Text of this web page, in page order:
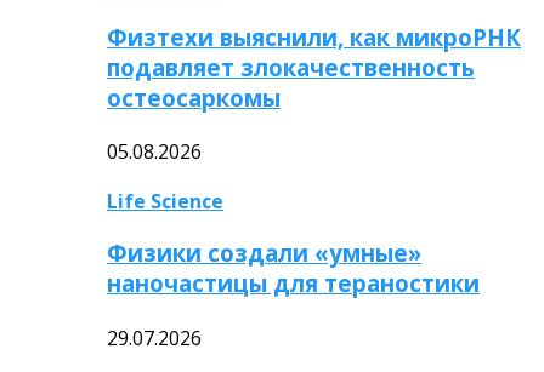
Физтехи выяснили, как микроРНК
подавляет злокачественность
остеосаркомы
05.08.2026
Life Science
Физики создали «умные»
наночастицы для тераностики
29.07.2026